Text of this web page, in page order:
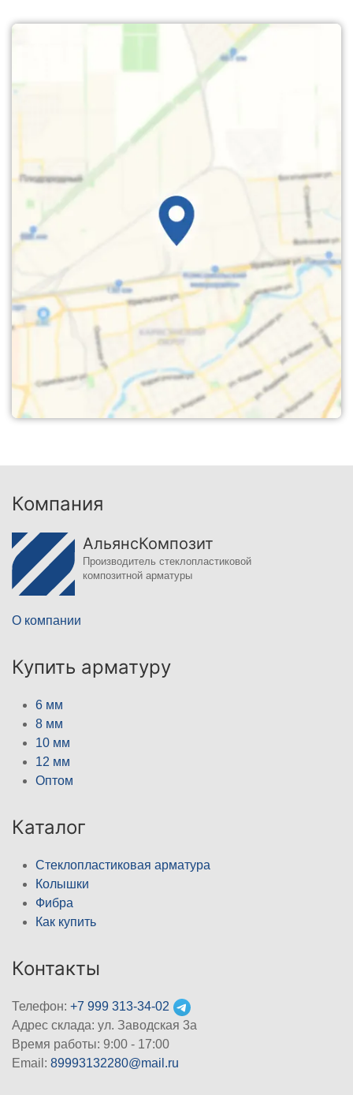
Компания
АльянсКомпозит
Производитель стеклопластиковой
композитной арматуры
О компании
Купить арматуру
6 мм
8 мм
10 мм
12 мм
Оптом
Каталог
Стеклопластиковая арматура
Колышки
Фибра
Как купить
Контакты
Телефон: +7 999 313-34-02
Адрес склада: ул. Заводская 3а
Время работы: 9:00 - 17:00
Email: 89993132280@mail.ru